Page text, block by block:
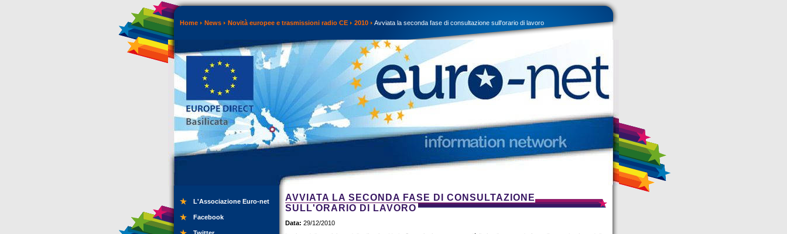
Home News Novità europee e trasmissioni radio CE 2010 Avviata la seconda fase di consultazione sull'orario di lavoro
L'Associazione Euro-net
Facebook
AVVIATA LA SECONDA FASE DI CONSULTAZIONE
SULL'ORARIO DI LAVORO
Data: 29/12/2010